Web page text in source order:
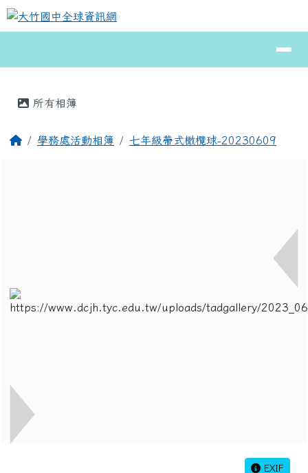
跳至主內容區
大竹國中全球資訊網
所有相簿
回首頁學務處活動相簿 七年級帶式橄欖球-20230609
EXIF